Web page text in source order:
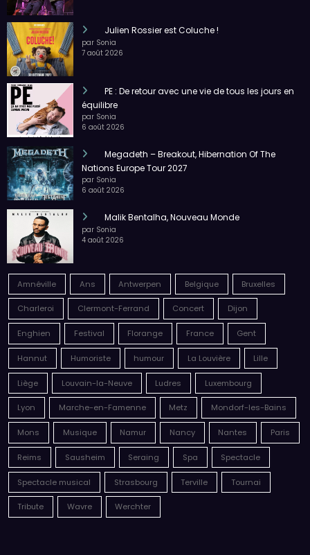
Julien Rossier est Coluche !
par Sonia
7 août 2026
PE : De retour avec une vie de tous les jours en
équilibre
par Sonia
6 août 2026
Megadeth – Breakout, Hibernation Of The
Nations Europe Tour 2027
par Sonia
6 août 2026
Malik Bentalha, Nouveau Monde
par Sonia
4 août 2026
Amnéville Ans Antwerpen Belgique Bruxelles
Charleroi Clermont-Ferrand Concert Dijon
Enghien Festival Florange France Gent
Hannut Humoriste humour La Louvière Lille
Liège Louvain-la-Neuve Ludres Luxembourg
Lyon Marche-en-Famenne Metz Mondorf-les-Bains
Mons Musique Namur Nancy Nantes Paris
Reims Sausheim Seraing Spa Spectacle
Spectacle musical Strasbourg Terville Tournai
Tribute Wavre Werchter